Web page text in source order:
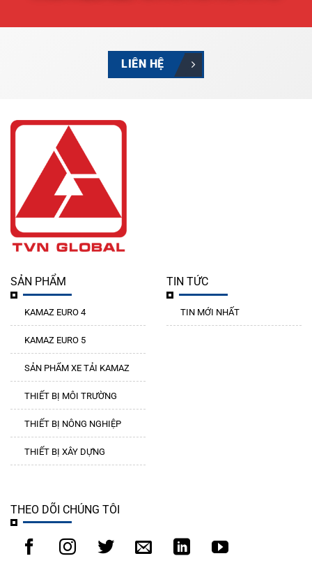
LIÊN HỆ
SẢN PHẨM
KAMAZ EURO 4
KAMAZ EURO 5
SẢN PHẨM XE TẢI KAMAZ
THIẾT BỊ MÔI TRƯỜNG
THIẾT BỊ NÔNG NGHIỆP
THIẾT BỊ XÂY DỰNG
TIN TỨC
TIN MỚI NHẤT
THEO DÕI CHÚNG TÔI